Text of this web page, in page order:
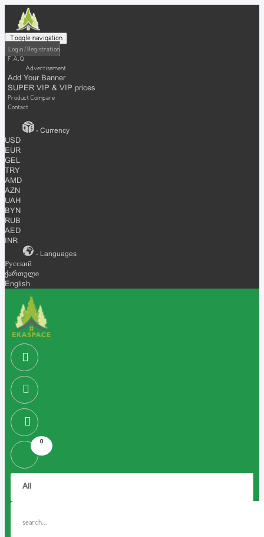
Toggle navigation
Login / Registration
F.A.Q
Advertisement
Add Your Banner
SUPER VIP & VIP prices
Product Compare
Contact
- Currency
USD
EUR
GEL
TRY
AMD
AZN
UAH
BYN
RUB
AED
INR
- Languages
Русский
ქართული
English
0